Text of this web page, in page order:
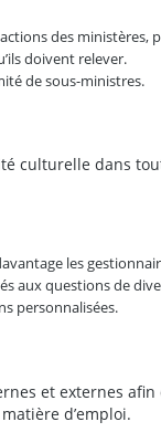
des ministères,
doivent relever.
de sous-ministres.
culturelle dans
les
aux questions de
personnalisées.
et externes afin
d’emploi.